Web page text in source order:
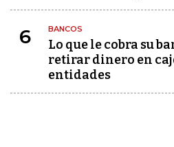
6 BANCOS
Lo que le cobra su
retirar dinero en
entidades